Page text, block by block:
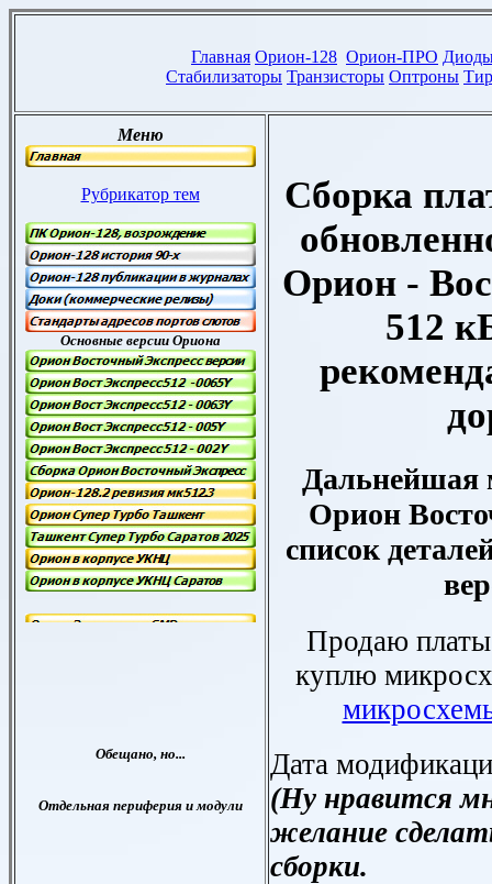
Сборка
Орион -
512
Дальнейшая
Орион
список
Продаю
куплю
Дата
(Ну нравится
желание
сборки.